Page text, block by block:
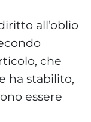
all’oblio
che
ha stabilito,
essere